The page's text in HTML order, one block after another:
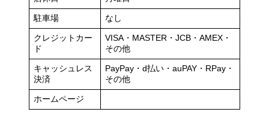
駐車場 なし
クレジットカー
ド
VISA・MASTER・JCB・AMEX・
その他
キャッシュレス
決済
PayPay・d払い・auPAY・RPay・
その他
ホームページ